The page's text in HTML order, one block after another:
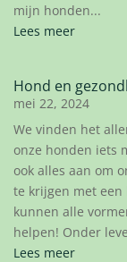
mijn honden...
Lees meer
Hond en
mei 22, 2024
We vinden het
onze honden iets
ook alles aan om
te krijgen met een
kunnen alle
helpen! Onder
Lees meer